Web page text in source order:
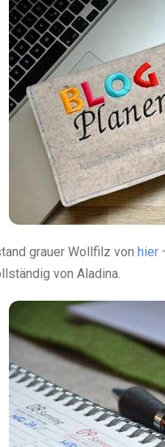
grauer Wollfilz von hier
von Aladina.